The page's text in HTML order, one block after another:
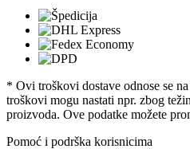
* Ovi troškovi dostave odnose se
troškovi mogu nastati npr. zbog
proizvoda. Ove podatke možete
Pomoć i podrška korisnicima